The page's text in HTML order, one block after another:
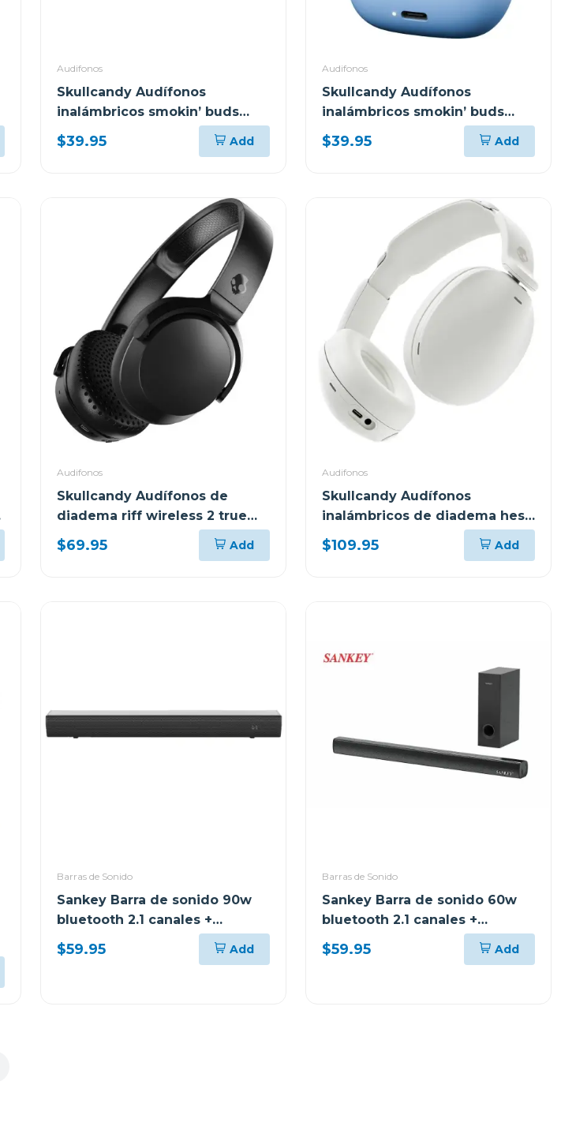
Audifonos
Skullcandy Audífonos
inalámbricos smokin’ buds
bone orange glow r951
$39.95 Add
Audifonos
Skullcandy Audífonos
inalámbricos smokin’ buds
peppy blue t990
$39.95 Add
Audifonos
Skullcandy Audífonos de
diadema riff wireless 2 true
black s5prw
$69.95 Add
Audifonos
Skullcandy Audífonos
inalámbricos de diadema hesh
bone 360 s6how
$109.95 Add
Barras de Sonido
Sankey Barra de sonido 90w
bluetooth 2.1 canales +
subwoofer hmt83
$59.95 Add
Barras de Sonido
Sankey Barra de sonido 60w
bluetooth 2.1 canales +
subwoofer hmt66
$59.95 Add